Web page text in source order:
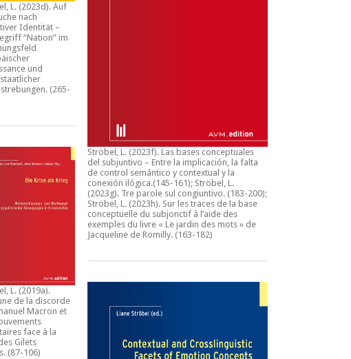
L. (2023d).Auf
nach
Identität –
“Nation” im
und
(265-
L. (2019a).
de la discorde
Macron et
face à la
Gilets
. (87-106)
Ströbel, L. (2023f). Las bases conceptuales
del subjuntivo – Entre la implicación, la falta
de control semántico y contextual y la
conexión ilógica.(145-161); Ströbel, L.
(2023g). Tre parole sul congiuntivo. (183-200);
Ströbel, L. (2023h). Sur les traces de la base
conceptuelle du subjonctif à l’aide des
exemples du livre « Le jardin des mots » de
Jacqueline de Romilly. (163-182)